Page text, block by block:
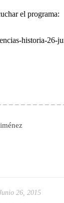
el programa:
historia-26-
– – – – – – – – – –
26, 2015